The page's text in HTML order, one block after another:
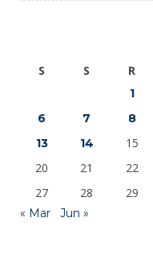
S
S R
1
6
7 8
13
14 15
20
21 22
27
28 29
« Mar
Jun »